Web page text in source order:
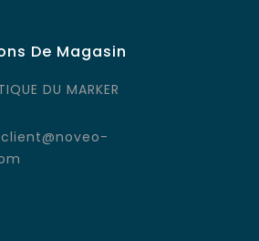
De Magasin
DU MARKER